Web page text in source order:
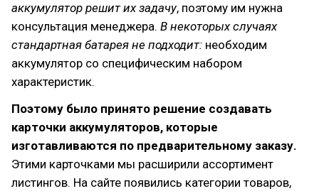
аккумулятор решит их задачу, поэтому им нужна
консультация менеджера. В некоторых случаях
стандартная батарея не подходит: необходим
аккумулятор со специфическим набором
характеристик.
Поэтому было принято решение создавать
карточки аккумуляторов, которые
изготавливаются по предварительному заказу.
Этими карточками мы расширили ассортимент
листингов. На сайте появились категории товаров,